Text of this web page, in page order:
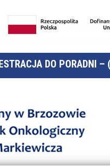
DO PORADNI